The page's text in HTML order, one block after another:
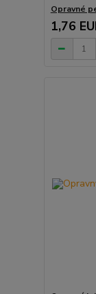
Opravné
1,76